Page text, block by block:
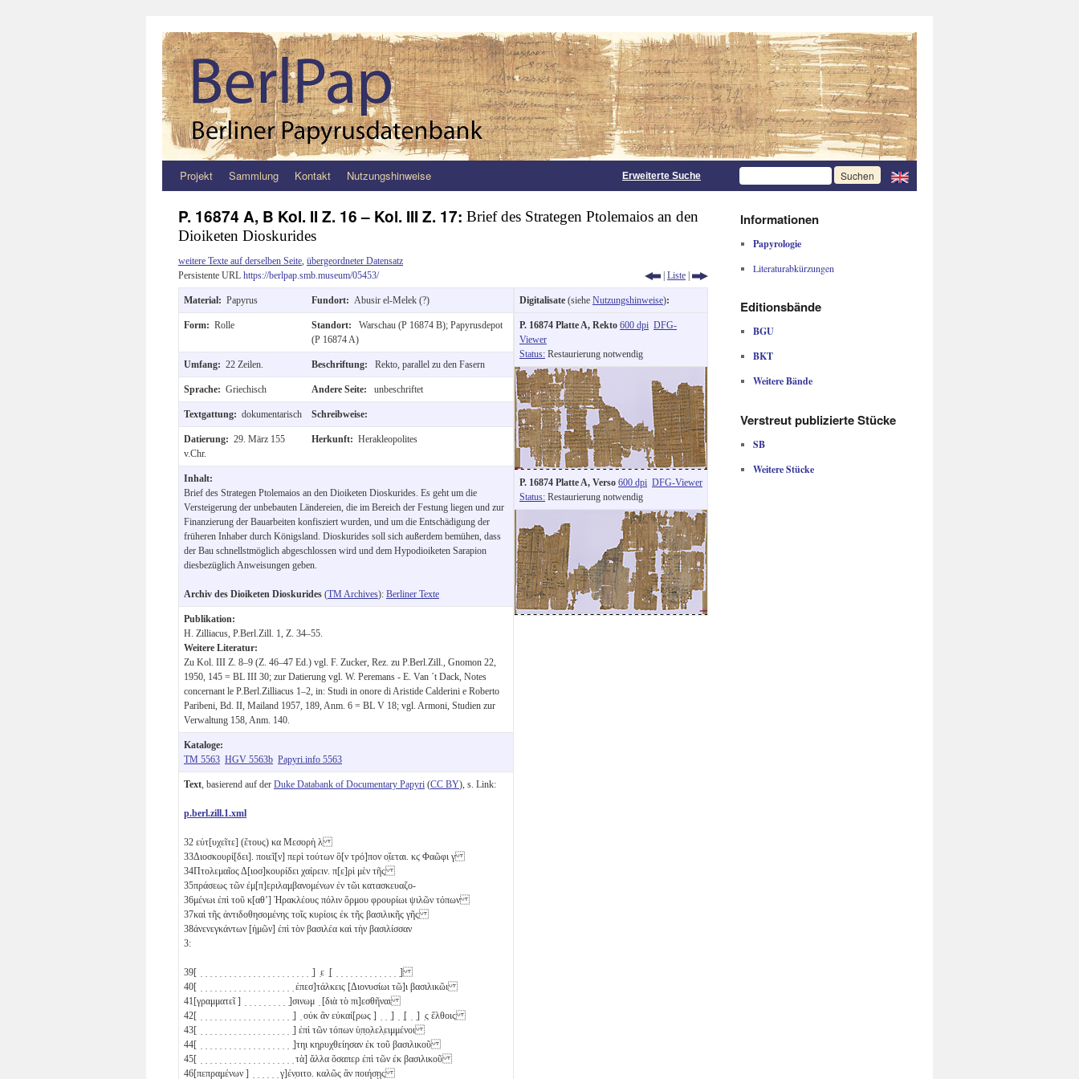
Zum
springen
Projekt Sammlung Kontakt Nutzungshinweise Erweiterte Suche
P. 16874 A, B Kol. II Z. 16 – Kol. III Z. 17: Brief des Strategen Ptolemaios an den
Dioiketen Dioskurides
weitere Texte auf derselben Seite übergeordneter Datensatz
Persistente URL https://berlpap.smb.museum/05453/ | Liste |
Material: Papyrus Fundort: Abusir el-Melek (?)
Form: Rolle Standort:
Warschau (P 16874 B); Papyrusdepot
(P 16874 A)
Umfang: 22 Zeilen. Beschriftung: Rekto, parallel zu den Fasern
Sprache: Griechisch Andere Seite: unbeschriftet
Textgattung: dokumentarisch Schreibweise:
Datierung: 29. März 155
v.Chr.
Herkunft: Herakleopolites
Inhalt:
Brief des Strategen Ptolemaios an den Dioiketen Dioskurides. Es geht um die
Versteigerung der unbebauten Ländereien, die im Bereich der Festung liegen und zur
Finanzierung der Bauarbeiten konfisziert wurden, und um die Entschädigung der
früheren Inhaber durch Königsland. Dioskurides soll sich außerdem bemühen, dass
der Bau schnellstmöglich abgeschlossen wird und dem Hypodioiketen Sarapion
diesbezüglich Anweisungen geben.
Archiv des Dioiketen Dioskurides (TM Archives): Berliner Texte
Publikation:
H. Zilliacus, P.Berl.Zill. 1, Z. 34–55.
Weitere Literatur:
Zu Kol. III Z. 8–9 (Z. 46–47 Ed.) vgl. F. Zucker, Rez. zu P.Berl.Zill., Gnomon 22,
1950, 145 = BL III 30; zur Datierung vgl. W. Peremans - E. Van ´t Dack, Notes
concernant le P.Berl.Zilliacus 1–2, in: Studi in onore di Aristide Calderini e Roberto
Paribeni, Bd. II, Mailand 1957, 189, Anm. 6 = BL V 18; vgl. Armoni, Studien zur
Verwaltung 158, Anm. 140.
Kataloge:
TM 5563 HGV 5563b Papyri.info 5563
Text , basierend auf der Duke Databank of Documentary Papyri (CC BY), s. Link:
p.berl.zill.1.xml
32 εὐτ[υχεῖτε] (ἔτους) κα Μεσορὴ λ
33Διοσκουρί[δει]. ποιεῖ[ν] περὶ τούτων ὃ[ν τρό]πον ο̣ἴεται. κϛ Φαῶφι γ
34Πτολεμαῖος Δ[ιοσ]κουρίδει χαίρειν. π[ε]ρὶ μὲν τῆς
35πράσεως τῶν ἐμ[π]εριλαμβανομένων ἐν τῶι κατασκευαζο-
36μένωι ἐπὶ τοῦ κ[αθʼ] Ἡρακλέους πόλιν ὅρμου φρουρίωι ψιλῶν τόπων
37καὶ τῆς ἀντιδοθησομένης τοῖς κυρίοις ἐκ τῆς βασιλικῆς γῆς
38ἀνενεγκάντων [ἡμῶν] ἐπὶ τὸν βασιλέα καὶ τὴν βασιλίσσαν
3:
39[ ̣ ̣ ̣ ̣ ̣ ̣ ̣ ̣ ̣ ̣ ̣ ̣ ̣ ̣ ̣ ̣ ̣ ̣ ̣ ̣ ̣ ̣ ̣ ̣] ̣ε ̣[ ̣ ̣ ̣ ̣ ̣ ̣ ̣ ̣ ̣ ̣ ̣ ̣ ̣ ̣]
40[ ̣ ̣ ̣ ̣ ̣ ̣ ̣ ̣ ̣ ̣ ̣ ̣ ̣ ̣ ̣ ̣ ̣ ̣ ̣ ̣ ἐπεσ]τάλκεις [Διονυσίωι τῶ]ι βασιλικῶι
41 [γραμματεῖ ] ̣ ̣ ̣ ̣ ̣ ̣ ̣ ̣ ̣ ̣]σινωμ ̣ [διὰ τὸ πι]εσθῆναι
42[ ̣ ̣ ̣ ̣ ̣ ̣ ̣ ̣ ̣ ̣ ̣ ̣ ̣ ̣ ̣ ̣ ̣ ̣ ̣ ̣] ̣ οὐκ ἂν εὐκαί[ρως ] ̣ ̣ ̣] ̣ ̣[ ̣ ̣] ̣ς ἔλθοις
43[ ̣ ̣ ̣ ̣ ̣ ̣ ̣ ̣ ̣ ̣ ̣ ̣ ̣ ̣ ̣ ̣ ̣ ̣ ̣ ̣] ἐπὶ τῶν τόπων ὑ̣π̣ο̣λελ̣ειμμένοι
44[ ̣ ̣ ̣ ̣ ̣ ̣ ̣ ̣ ̣ ̣ ̣ ̣ ̣ ̣ ̣ ̣ ̣ ̣ ̣ ̣]τη̣ι κηρυχθείησαν ἐκ τοῦ βασιλικοῦ
45[ ̣ ̣ ̣ ̣ ̣ ̣ ̣ ̣ ̣ ̣ ̣ ̣ ̣ ̣ ̣ ̣ ̣ ̣ ̣ ̣ τὰ] ἄλλα ὅσαπερ ἐπὶ τῶν ἐκ βασιλικοῦ
46[πεπραμένων ] ̣ ̣ ̣ ̣ ̣ ̣ γ]έν̣οιτο. καλῶς ἂν ποιήσῃς
Digitalisate (siehe Nutzungshinweise):
P. 16874 Platte A, Rekto 600 dpi DFG-
Viewer
Status: Restaurierung notwendig
P. 16874 Platte A, Verso 600 dpi DFG-Viewer
Status: Restaurierung notwendig
Informationen
Papyrologie
Literaturabkürzungen
Editionsbände
BGU
BKT
Weitere Bände
Verstreut publizierte Stücke
SB
Weitere Stücke